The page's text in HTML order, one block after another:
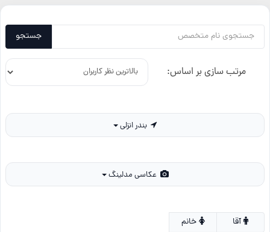
جستجو
مرتب سازی بر اساس:
خانم